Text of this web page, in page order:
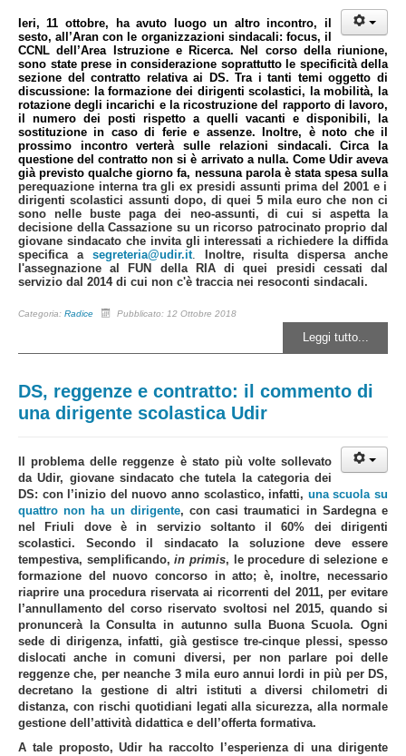
Ieri, 11 ottobre, ha avuto luogo un altro incontro, il
sesto, all’Aran con le organizzazioni sindacali: focus, il
CCNL dell’Area Istruzione e Ricerca. Nel corso della riunione,
sono state prese in considerazione soprattutto le specificità della
sezione del contratto relativa ai DS. Tra i tanti temi oggetto di
discussione: la formazione dei dirigenti scolastici, la mobilità, la
rotazione degli incarichi e la ricostruzione del rapporto di lavoro,
il numero dei posti rispetto a quelli vacanti e disponibili, la
sostituzione in caso di ferie e assenze. Inoltre, è noto che il
prossimo incontro verterà sulle relazioni sindacali. Circa la
questione del contratto non si è arrivato a nulla. Come Udir aveva
già previsto qualche giorno fa, nessuna parola è stata spesa sulla
perequazione interna tra gli ex presidi assunti prima del 2001 e i
dirigenti scolastici assunti dopo, di quei 5 mila euro che non ci
sono nelle buste paga dei neo-assunti, di cui si aspetta la
decisione della Cassazione su un ricorso patrocinato proprio dal
giovane sindacato che invita gli interessati a richiedere la diffida
specifica a segreteria@udir.it.
Inoltre, risulta dispersa anche
l'assegnazione al FUN della RIA di quei presidi cessati dal
servizio dal 2014 di cui non c'è traccia nei resoconti sindacali.
Categoria: Radice Pubblicato: 12 Ottobre 2018
Leggi tutto...
DS, reggenze e contratto: il commento di
una dirigente scolastica Udir
Il problema delle reggenze è stato più volte sollevato
da Udir, giovane sindacato che tutela la categoria dei
DS: con l’inizio del nuovo anno scolastico, infatti, una scuola su
quattro non ha un dirigente, con casi traumatici in Sardegna e
nel Friuli dove è in servizio soltanto il 60% dei dirigenti
scolastici. Secondo il sindacato la soluzione deve essere
tempestiva, semplificando,in primis, le procedure di selezione e
formazione del nuovo concorso in atto; è, inoltre, necessario
riaprire una procedura riservata ai ricorrenti del 2011, per evitare
l’annullamento del corso riservato svoltosi nel 2015, quando si
pronuncerà la Consulta in autunno sulla Buona Scuola. Ogni
sede di dirigenza, infatti, già gestisce tre-cinque plessi, spesso
dislocati anche in comuni diversi, per non parlare poi delle
reggenze che, per neanche 3 mila euro annui lordi in più per DS,
decretano la gestione di altri istituti a diversi chilometri di
distanza, con rischi quotidiani legati alla sicurezza, alla normale
gestione dell’attività didattica e dell’offerta formativa.
A tale proposto, Udir ha raccolto l’esperienza di una dirigente